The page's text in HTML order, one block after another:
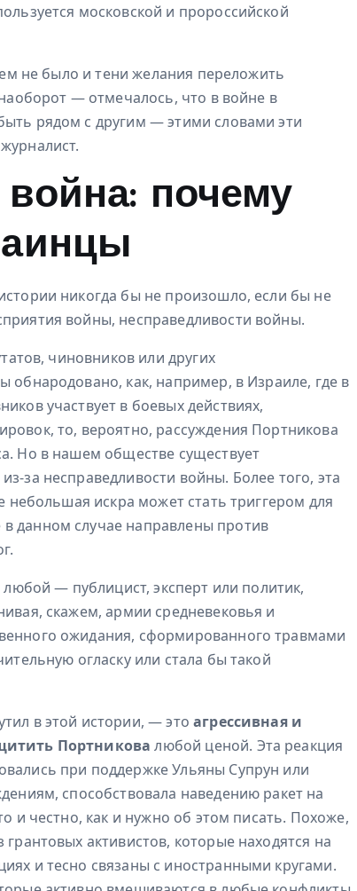
московской и пророссийской
не было и тени желания переложить
— отмечалось, что в войне в
рядом с другим — этими словами эти
почему
никогда бы не произошло, если бы не
войны, несправедливости войны.
чиновников или других
обнародовано, как, например, в Израиле, где в
участвует в боевых действиях,
то, вероятно, рассуждения Портникова
Но в нашем обществе существует
за несправедливости войны. Более того, эта
небольшая искра может стать триггером для
данном случае направлены против
— публицист, эксперт или политик,
скажем, армии средневековья и
ожидания, сформированного травмами
огласку или стала бы такой
в этой истории, — этоагрессивная и
Портникова любой ценой. Эта реакция
при поддержке Ульяны Супрун или
способствовала наведению ракет на
и честно, как и нужно об этом писать. Похоже,
активистов, которые находятся на
и тесно связаны с иностранными кругами.